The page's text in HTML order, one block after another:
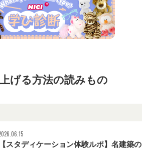
げる方法の読みもの
【スタディケーション体験ルポ】名建築の